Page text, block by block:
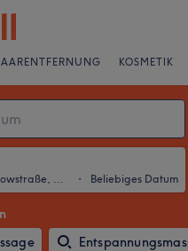
KOSMETIK
in der Nähe von Bülowstraße, Berlin ・ Beliebiges Datum